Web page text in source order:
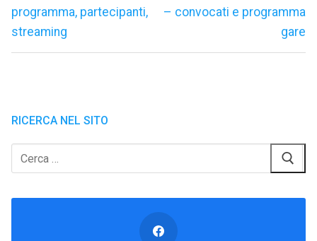
programma, partecipanti,
streaming
– convocati e programma
gare
RICERCA NEL SITO
Cerca: